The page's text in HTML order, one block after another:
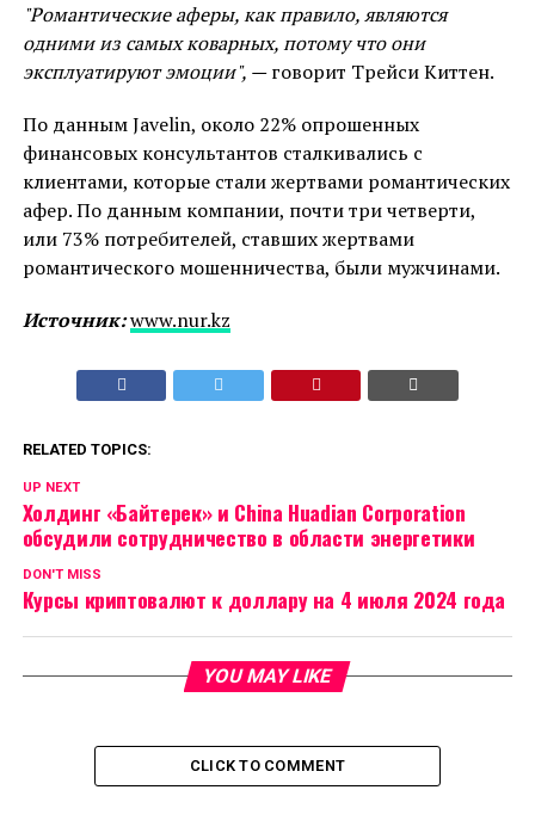
"Романтические аферы, как правило, являются
одними из самых коварных, потому что они
эксплуатируют эмоции", —говорит Трейси Киттен.
По данным Javelin, около 22% опрошенных
финансовых консультантов сталкивались с
клиентами, которые стали жертвами романтических
афер. По данным компании, почти три четверти,
или 73% потребителей, ставших жертвами
романтического мошенничества, были мужчинами.
Источник:www.nur.kz
RELATED TOPICS:
UP NEXT
Холдинг «Байтерек» и China Huadian Corporation
обсудили сотрудничество в области энергетики
DON'T MISS
Курсы криптовалют к доллару на 4 июля 2024 года
YOU MAY LIKE
CLICK TO COMMENT